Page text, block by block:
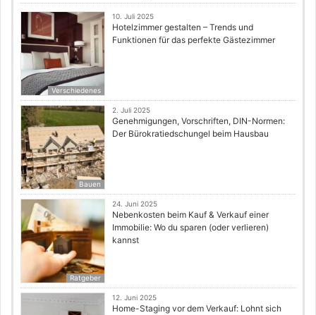
Verschiedenes
10. Juli 2025
Hotelzimmer gestalten – Trends und
Funktionen für das perfekte Gästezimmer
Bauen
2. Juli 2025
Genehmigungen, Vorschriften, DIN-Normen:
Der Bürokratiedschungel beim Hausbau
Ratgeber
24. Juni 2025
Nebenkosten beim Kauf & Verkauf einer
Immobilie: Wo du sparen (oder verlieren)
kannst
12. Juni 2025
Home-Staging vor dem Verkauf: Lohnt sich